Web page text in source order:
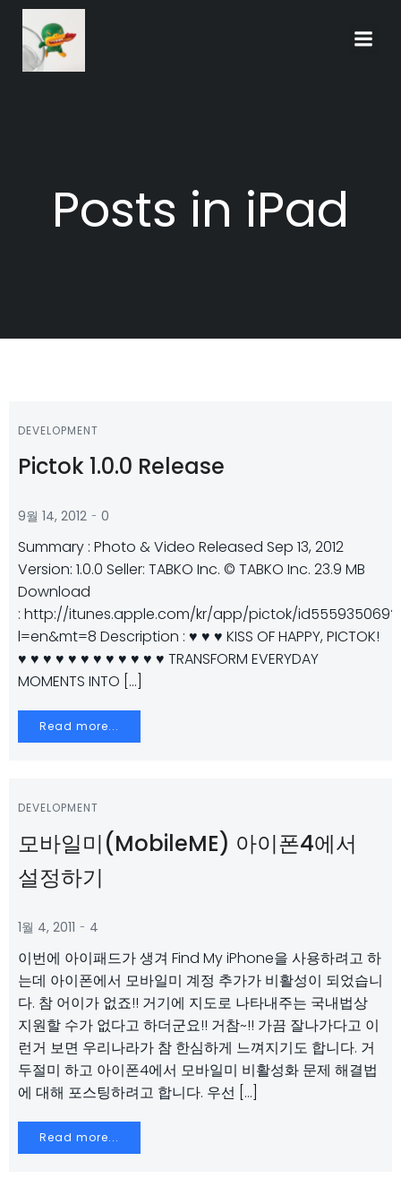
Posts in iPad
DEVELOPMENT
Pictok 1.0.0 Release
9월 14, 2012 - 0
Summary : Photo & Video Released Sep 13, 2012
Version: 1.0.0 Seller: TABKO Inc. © TABKO Inc. 23.9 MB
Download
: http://itunes.apple.com/kr/app/pictok/id555935069?
l=en&mt=8 Description : ♥ ♥ ♥ KISS OF HAPPY, PICTOK!
♥ ♥ ♥ ♥ ♥ ♥ ♥ ♥ ♥ ♥ ♥ ♥ TRANSFORM EVERYDAY
MOMENTS INTO […]
Read more...
DEVELOPMENT
모바일미(MobileME) 아이폰4에서
설정하기
1월 4, 2011 - 4
이번에 아이패드가 생겨 Find My iPhone을 사용하려고 하
는데 아이폰에서 모바일미 계정 추가가 비활성이 되었습니
다. 참 어이가 없죠!! 거기에 지도로 나타내주는 국내법상
지원할 수가 없다고 하더군요!! 거참~!! 가끔 잘나가다고 이
런거 보면 우리나라가 참 한심하게 느껴지기도 합니다. 거
두절미 하고 아이폰4에서 모바일미 비활성화 문제 해결법
에 대해 포스팅하려고 합니다. 우선 […]
Read more...